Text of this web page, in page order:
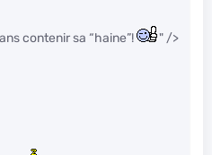
contenir sa “haine”! " />